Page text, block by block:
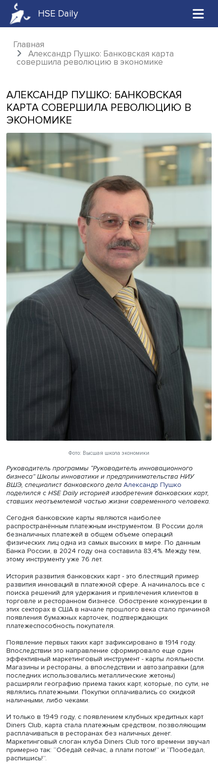
HSE Daily
Главная
Александр Пушко: Банковская карта
АЛЕКСАНДР ПУШКО: БАНКОВСКАЯ
КАРТА СОВЕРШИЛА РЕВОЛЮЦИЮ
ЭКОНОМИКЕ
Фото: Высшая школа экономики
Руководитель программы “Руководитель
бизнеса” Школы инноватики и предпринимательства
ВШЭ, специалист банковского дела Александр Пушко
ставших неотъемлемой частью жизни современного
Сегодня банковские карты являются наиболее
распространённым платежным инструментом. В России
безналичных платежей в общем объеме операций
физических лиц одна из самых высоких в мире. По
этому инструменту уже 76 лет.
История развития банковских карт - это блестящий
развития инноваций в платежной сфере. А начиналось
поиска решений для удержания и привлечения
торговле и ресторанном бизнесе. Обострение
этих секторах в США в начале прошлого века стало
платежеспособность покупателя.
Появление первых таких карт зафиксировано в 1914
Впоследствии это направление сформировало еще
эффективный маркетинговый инструмент - карты